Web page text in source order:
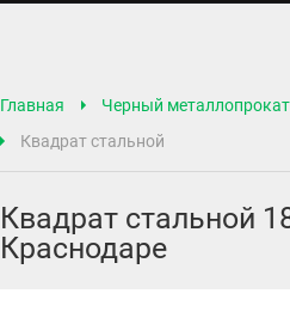
Главная Черный металлопрокат
Квадрат стальной
Квадрат стальной
Краснодаре